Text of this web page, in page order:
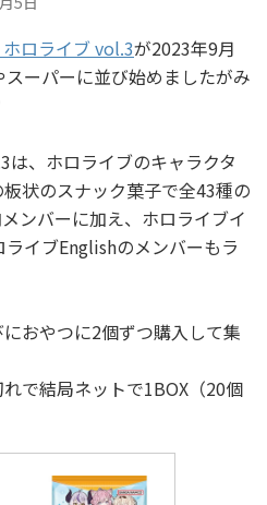
ロライブ vol.3が2023年9月
ーパーに並び始めましたがみ
は、ホロライブのキャラクタ
状のスナック菓子で全43種の
ンバーに加え、ホロライブイ
イブEnglishのメンバーもラ
おやつに2個ずつ購入して集
で結局ネットで1BOX（20個